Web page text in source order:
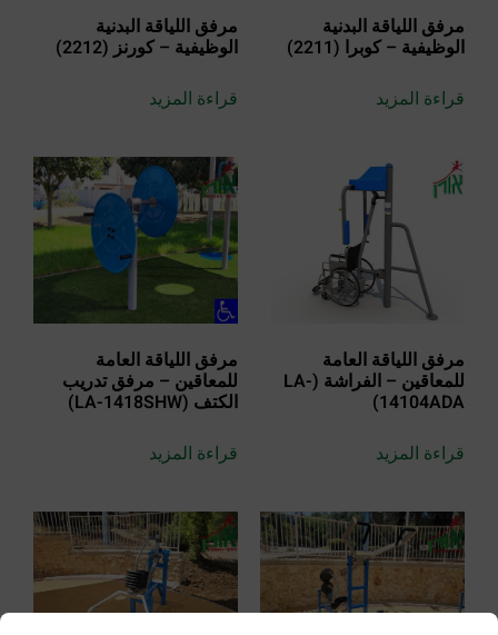
مرفق اللياقة البدنية
الوظيفية – كوبرا (2211)
قراءة المزيد
مرفق اللياقة البدنية
الوظيفية – كورنز (2212)
قراءة المزيد
مرفق اللياقة العامة
للمعاقين – الفراشة (LA-
14104ADA)
قراءة المزيد
مرفق اللياقة العامة
للمعاقين – مرفق تدريب
الكتف (LA-1418SHW)
قراءة المزيد